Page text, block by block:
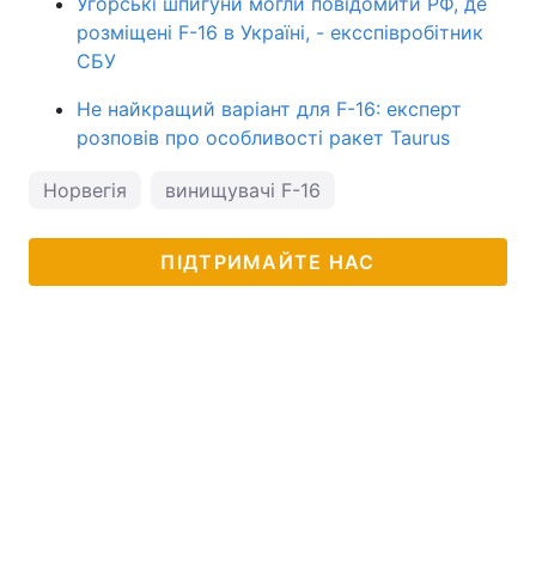
розміщені F-16 в Україні, - ексспівробітник
СБУ
Не найкращий варіант для F-16: експерт
розповів про особливості ракет Taurus
Норвегія винищувачі F-16
ПІДТРИМАЙТЕ НАС